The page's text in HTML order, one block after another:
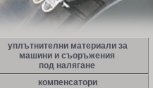
уплътнителни материали за
машини и съоръжения
под налягане
компенсатори